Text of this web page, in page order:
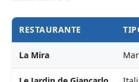
RESTAURANTE
La Mira